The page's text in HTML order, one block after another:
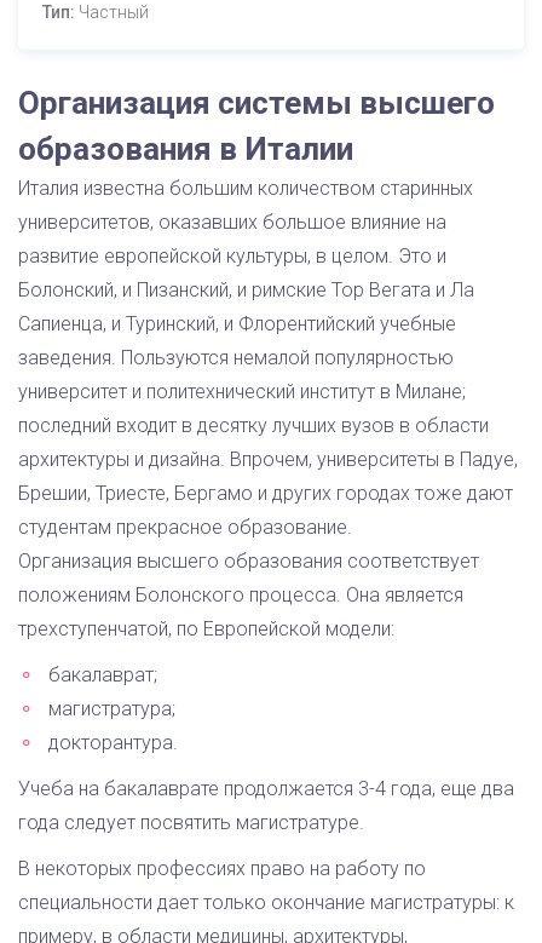
Тип: Частный
Организация системы высшего
образования в Италии
Италия известна большим количеством старинных
университетов, оказавших большое влияние на
развитие европейской культуры, в целом. Это и
Болонский, и Пизанский, и римские Тор Вегата и Ла
Сапиенца, и Туринский, и Флорентийский учебные
заведения. Пользуются немалой популярностью
университет и политехнический институт в Милане;
последний входит в десятку лучших вузов в области
архитектуры и дизайна. Впрочем, университеты в Падуе,
Брешии, Триесте, Бергамо и других городах тоже дают
студентам прекрасное образование.
Организация высшего образования соответствует
положениям Болонского процесса. Она является
трехступенчатой, по Европейской модели:
бакалаврат;
магистратура;
докторантура.
Учеба на бакалаврате продолжается 3-4 года, еще два
года следует посвятить магистратуре.
В некоторых профессиях право на работу по
специальности дает только окончание магистратуры: к
примеру, в области медицины, архитектуры,